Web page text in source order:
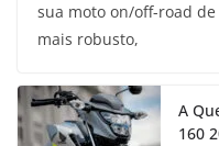
sua moto on/off-road de
mais robusto,
A
160